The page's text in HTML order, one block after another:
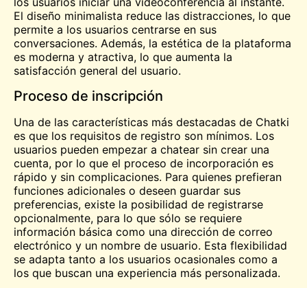
El diseño minimalista reduce las distracciones, lo que
permite a los usuarios centrarse en sus
conversaciones. Además, la estética de la plataforma
es moderna y atractiva, lo que aumenta la
satisfacción general del usuario.
Proceso de inscripción
Una de las características más destacadas de Chatki
es que los requisitos de registro son mínimos. Los
usuarios pueden empezar a chatear sin crear una
cuenta, por lo que el proceso de incorporación es
rápido y sin complicaciones. Para quienes prefieran
funciones adicionales o deseen guardar sus
preferencias, existe la posibilidad de registrarse
opcionalmente, para lo que sólo se requiere
información básica como una dirección de correo
electrónico y un nombre de usuario. Esta flexibilidad
se adapta tanto a los usuarios ocasionales como a
los que buscan una experiencia más personalizada.